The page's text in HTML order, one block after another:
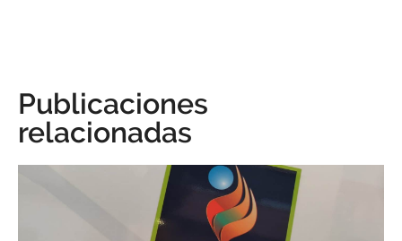
Publicaciones
relacionadas